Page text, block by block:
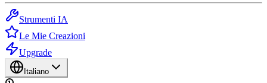
Strumenti IA
Le Mie Creazioni
Upgrade
Italiano